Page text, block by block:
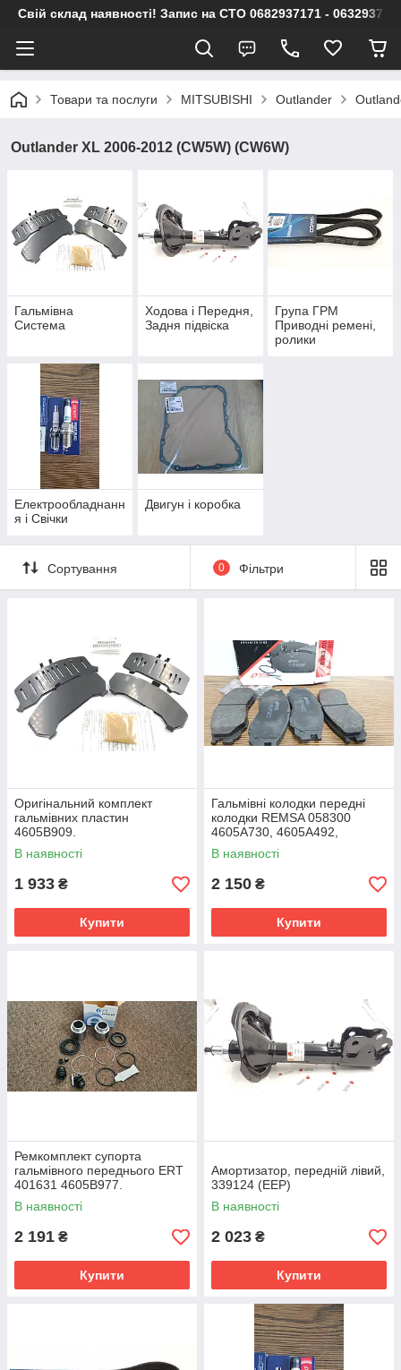
Свій склад наявності! Запис на СТО 0682937171 -
Товари та послуги MITSUBISHI Outlander
Outlander XL 2006-2012 (CW5W) (CW6W)
Гальмівна
Система
Ходова і Передня,
Задня підвіска
Група ГРМ
Приводні ремені,
ролики
Електрообладнанн
я і Свічки
Двигун і коробка
Сортування 0 Фільтри
Оригінальний комплект
гальмівних пластин
4605B909.
В наявності
1 933 ₴
Купити
Гальмівні колодки передні
колодки REMSA 058300
4605A730, 4605A492,
MN102609, MR389550,
MR205257, MN102616,
В наявності
2 150 ₴
Купити
Ремкомплект супорта
гальмівного переднього ERT
401631 4605B977.
В наявності
2 191 ₴
Купити
Амортизатор, передній лівий,
339124 (EEP)
В наявності
2 023 ₴
Купити